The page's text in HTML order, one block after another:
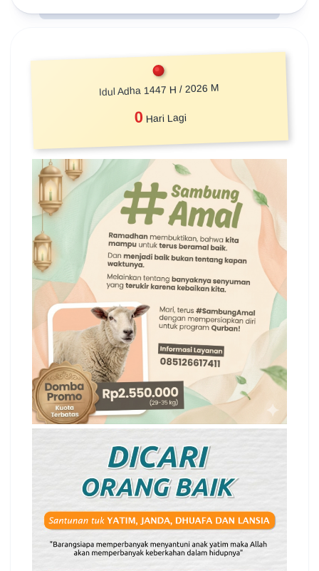
Idul Adha 1447 H / 2026 M
0 Hari Lagi